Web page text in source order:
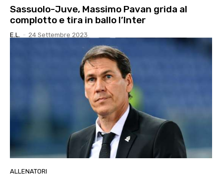
Sassuolo-Juve, Massimo Pavan grida al
complotto e tira in ballo l’Inter
E.l. - 24 Settembre 2023
ALLENATORI